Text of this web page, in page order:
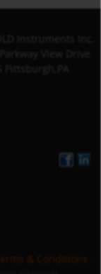
& Conditions